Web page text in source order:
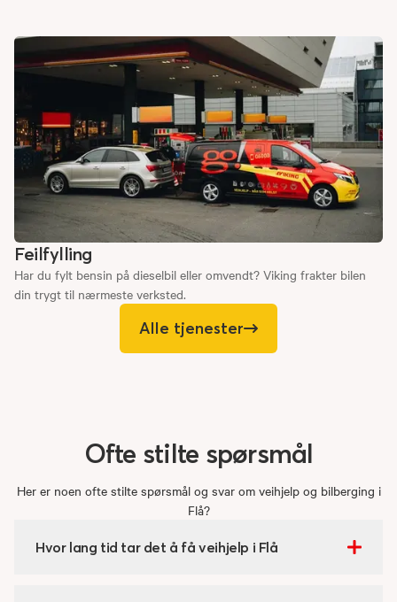
Feilfylling
Har du fylt bensin på dieselbil eller omvendt? Viking frakter bilen
din trygt til nærmeste verksted.
Alle tjenester
Ofte stilte spørsmål
Her er noen ofte stilte spørsmål og svar om veihjelp og bilberging i
Flå?
Hvor lang tid tar det å få veihjelp i Flå